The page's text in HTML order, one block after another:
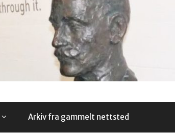
Arkiv fra gammelt nettsted